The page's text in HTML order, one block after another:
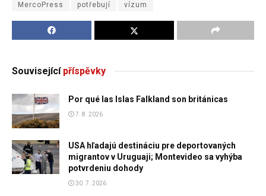
MercoPress potřebují vízum
Souvisejícípříspěvky
Por qué las Islas Falkland son británicas
7. 8. 2026
USA hľadajú destináciu pre deportovaných
migrantov v Uruguaji; Montevideo sa vyhýba
potvrdeniu dohody
30. 7. 2026